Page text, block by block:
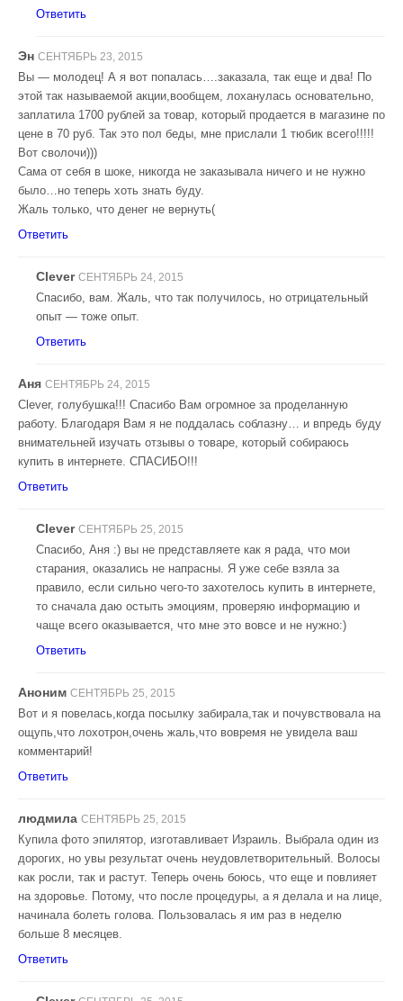
Ответить
Эн СЕНТЯБРЬ 23, 2015
Вы — молодец! А я вот попалась….заказала, так еще и два! По
этой так называемой акции,вообщем, лоханулась основательно,
заплатила 1700 рублей за товар, который продается в магазине по
цене в 70 руб. Так это пол беды, мне прислали 1 тюбик всего!!!!!
Вот сволочи)))
Сама от себя в шоке, никогда не заказывала ничего и не нужно
было…но теперь хоть знать буду.
Жаль только, что денег не вернуть(
Ответить
Clever СЕНТЯБРЬ 24, 2015
Спасибо, вам. Жаль, что так получилось, но отрицательный
опыт — тоже опыт.
Ответить
Аня СЕНТЯБРЬ 24, 2015
Clever, голубушка!!! Спасибо Вам огромное за проделанную
работу. Благодаря Вам я не поддалась соблазну… и впредь буду
внимательней изучать отзывы о товаре, который собираюсь
купить в интернете. СПАСИБО!!!
Ответить
Clever СЕНТЯБРЬ 25, 2015
Спасибо, Аня :) вы не представляете как я рада, что мои
старания, оказались не напрасны. Я уже себе взяла за
правило, если сильно чего-то захотелось купить в интернете,
то сначала даю остыть эмоциям, проверяю информацию и
чаще всего оказывается, что мне это вовсе и не нужно:)
Ответить
Аноним СЕНТЯБРЬ 25, 2015
Вот и я повелась,когда посылку забирала,так и почувствовала на
ощупь,что лохотрон,очень жаль,что вовремя не увидела ваш
комментарий!
Ответить
людмила СЕНТЯБРЬ 25, 2015
Купила фото эпилятор, изготавливает Израиль. Выбрала один из
дорогих, но увы результат очень неудовлетворительный. Волосы
как росли, так и растут. Теперь очень боюсь, что еще и повлияет
на здоровье. Потому, что после процедуры, а я делала и на лице,
начинала болеть голова. Пользовалась я им раз в неделю
больше 8 месяцев.
Ответить